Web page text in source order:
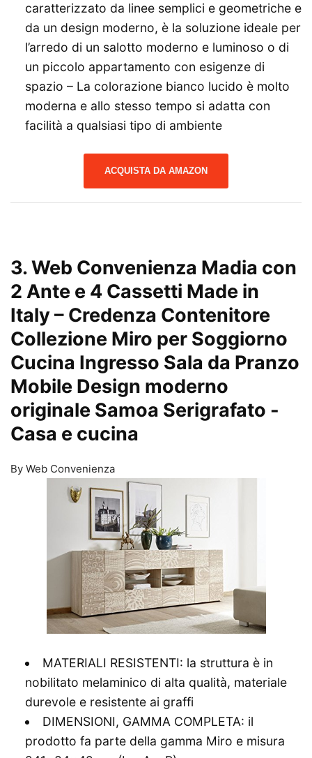
caratterizzato da linee semplici e geometriche e
da un design moderno, è la soluzione ideale per
l’arredo di un salotto moderno e luminoso o di
un piccolo appartamento con esigenze di
spazio – La colorazione bianco lucido è molto
moderna e allo stesso tempo si adatta con
facilità a qualsiasi tipo di ambiente
ACQUISTA DA AMAZON
3. Web Convenienza Madia con
2 Ante e 4 Cassetti Made in
Italy – Credenza Contenitore
Collezione Miro per Soggiorno
Cucina Ingresso Sala da Pranzo
Mobile Design moderno
originale Samoa Serigrafato -
Casa e cucina
By Web Convenienza
MATERIALI RESISTENTI: la struttura è in
nobilitato melaminico di alta qualità, materiale
durevole e resistente ai graffi
DIMENSIONI, GAMMA COMPLETA: il
prodotto fa parte della gamma Miro e misura